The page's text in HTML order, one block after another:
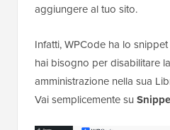
aggiungere al tuo sito.
Infatti, WPCode ha lo
hai bisogno per disabilitare
amministrazione nella sua
Vai semplicemente su